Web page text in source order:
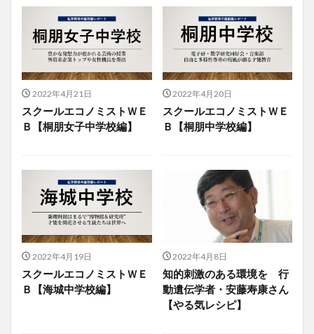
2022年4月21日
スクールエコノミストＷＥ
Ｂ【桐朋女子中学校編】
2022年4月20日
スクールエコノミストＷＥ
Ｂ【桐朋中学校編】
2022年4月19日
スクールエコノミストＷＥ
Ｂ【海城中学校編】
2022年4月8日
知的刺激のある環境を 行
動遺伝学者・安藤寿康さん
【やる気レシピ】